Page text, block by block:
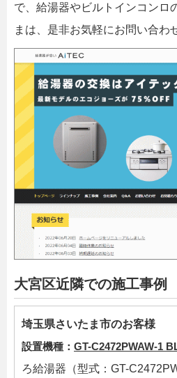
で、給湯器やビルトインコンロ
まは、是非お気軽にお問い合わ
大宮区近隣での施工事例
埼玉県さいたま市のお客様
設置機種： GT-C2472PWAW-1
ろ給湯器（型式：GT-